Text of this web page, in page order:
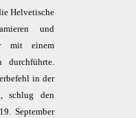
Helvetische
und
mit einem
durchführte.
in der
schlug den
September